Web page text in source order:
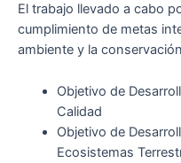
El trabajo llevado a cabo
cumplimiento de metas
ambiente y la
Objetivo de
Calidad
Objetivo de
Ecosistemas